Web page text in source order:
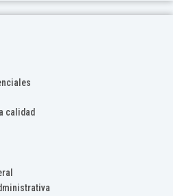
calidad